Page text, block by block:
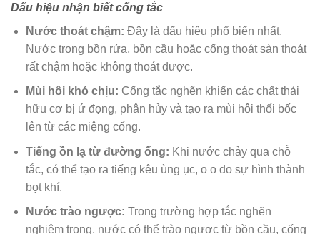
Dấu hiệu nhận biết cống tắc
Nước thoát chậm: Đây là dấu hiệu phổ biến nhất.
Nước trong bồn rửa, bồn cầu hoặc cống thoát sàn thoát
rất chậm hoặc không thoát được.
Mùi hôi khó chịu: Cống tắc nghẽn khiến các chất thải
hữu cơ bị ứ đọng, phân hủy và tạo ra mùi hôi thối bốc
lên từ các miệng cống.
Tiếng ồn lạ từ đường ống: Khi nước chảy qua chỗ
tắc, có thể tạo ra tiếng kêu ùng ục, o o do sự hình thành
bọt khí.
Nước trào ngược: Trong trường hợp tắc nghẽn
nghiêm trọng, nước có thể trào ngược từ bồn cầu, cống